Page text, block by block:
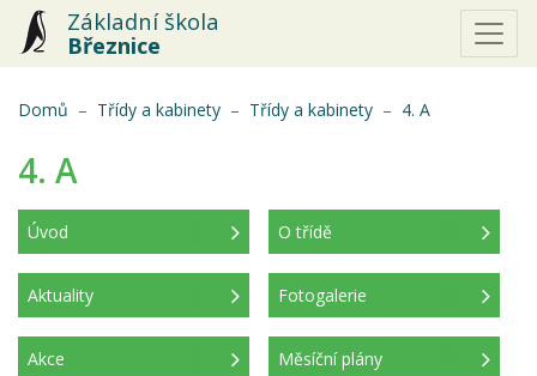
Základní škola
Březnice
Domů Třídy a kabinety Třídy a kabinety 4. A(aktuální)
4. A
Úvod
(aktuální)
O třídě
Aktuality Fotogalerie
Akce Měsíční plány